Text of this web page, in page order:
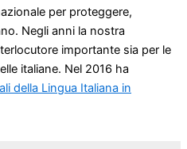
per proteggere,
Negli anni la nostra
importante sia per le
italiane. Nel 2016 ha
della Lingua Italiana in